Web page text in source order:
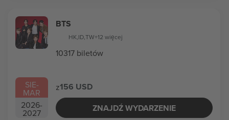
SIE-
MAR
2026-
2027
BTS
HK,ID,TW+12 więcej
10317 biletów
z156 USD
ZNAJDŹ WYDARZENIE